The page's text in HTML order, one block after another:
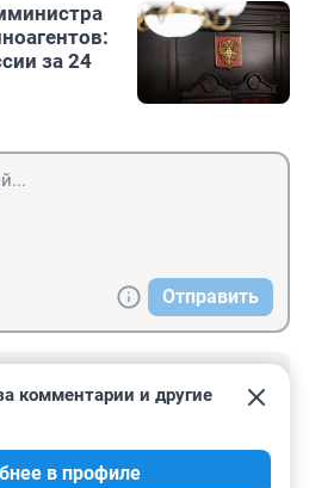
за 24
Отправить
Корее .....за 2 года
и вв пугало истошно копает
комментарии и другие
в профиле